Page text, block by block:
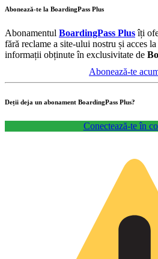
Abonează-te la BoardingPass Plus
Abonamentul BoardingPass Plusîți
fără reclame a site-ului nostru și acces
informații obținute în exclusivitate de
Abonează-te
Deții deja un abonament BoardingPass Plus?
Conectează-te în